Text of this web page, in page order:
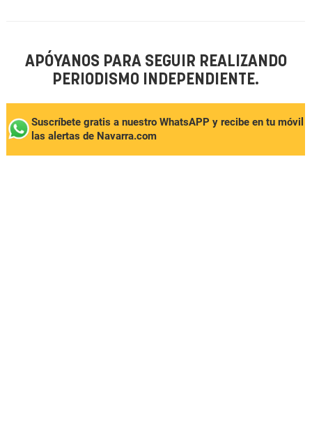
APÓYANOS PARA SEGUIR REALIZANDO
PERIODISMO INDEPENDIENTE.
Suscríbete gratis a nuestro WhatsAPP y recibe en tu móvil
las alertas de Navarra.com